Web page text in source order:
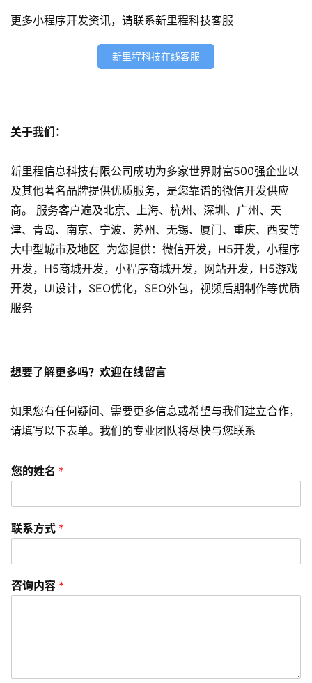
s
数
营
销
A
P
P
开
发
讯
分
常
题
络
更多小程序开发资讯，请联系新里程科技客服
新里程科技在线客服
关于我们：
新里程信息科技有限公司成功为多家世界财富500强企业以
及其他著名品牌提供优质服务，是您靠谱的微信开发供应
商。 服务客户遍及北京、上海、杭州、深圳、广州、天
津、青岛、南京、宁波、苏州、无锡、厦门、重庆、西安等
大中型城市及地区 为您提供：微信开发，H5开发，小程序
开发，H5商城开发，小程序商城开发，网站开发，H5游戏
开发，UI设计，SEO优化，SEO外包，视频后期制作等优质
服务
想要了解更多吗？欢迎在线留言
如果您有任何疑问、需要更多信息或希望与我们建立合作，
请填写以下表单。我们的专业团队将尽快与您联系
您的姓名 *
联系方式 *
咨询内容 *